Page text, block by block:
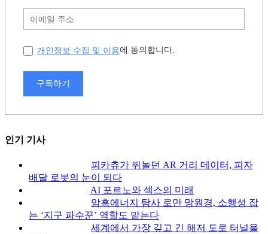
개인정보 수집 및 이용에 동의합니다.
구독하기
인기 기사
피카츄가 뛰놀던 AR 거리 데이터, 피자
배달 로봇의 눈이 되다
AI 포르노와 섹스의 미래
암흑에너지 탐사 로만 망원경, 소행성 잡
는 ‘지구 파수꾼’ 역할도 맡는다
세계에서 가장 깊고 긴 해저 도로 터널을